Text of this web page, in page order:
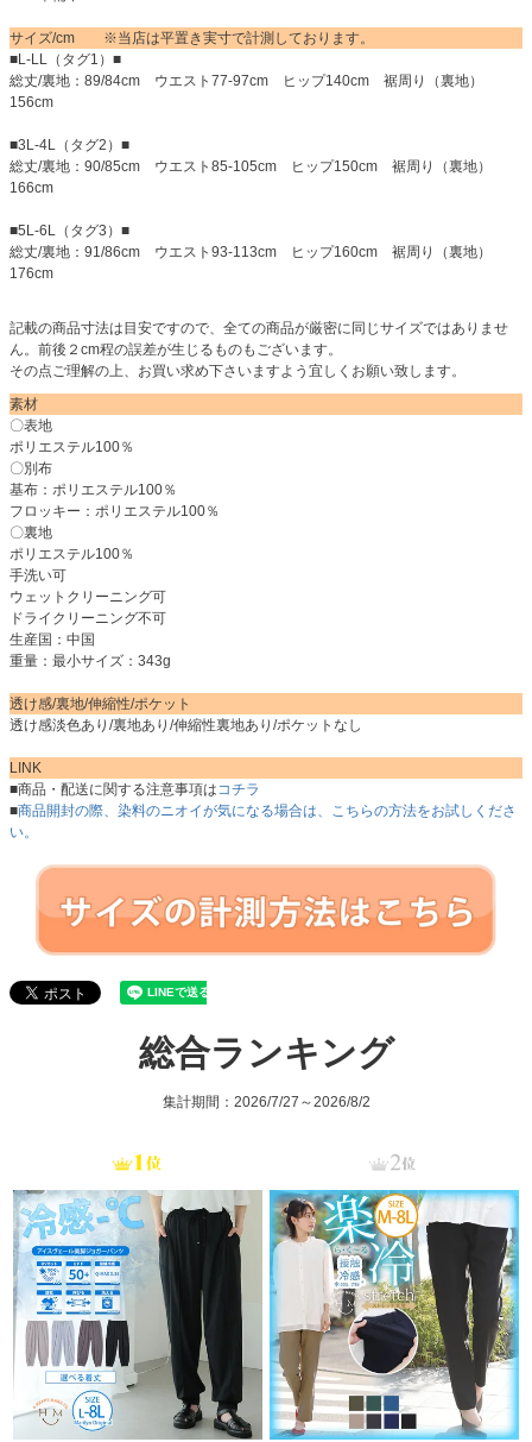
サイズ/cm ※当店は平置き実寸で計測しております。
■L-LL（タグ1）■
総丈/裏地：89/84cm ウエスト77-97cm ヒップ140cm 裾周り（裏地）
156cm
■3L-4L（タグ2）■
総丈/裏地：90/85cm ウエスト85-105cm ヒップ150cm 裾周り（裏地）
166cm
■5L-6L（タグ3）■
総丈/裏地：91/86cm ウエスト93-113cm ヒップ160cm 裾周り（裏地）
176cm
記載の商品寸法は目安ですので、全ての商品が厳密に同じサイズではありませ
ん。前後２cm程の誤差が生じるものもございます。
その点ご理解の上、お買い求め下さいますよう宜しくお願い致します。
素材
〇表地
ポリエステル100％
〇別布
基布：ポリエステル100％
フロッキー：ポリエステル100％
〇裏地
ポリエステル100％
手洗い可
ウェットクリーニング可
ドライクリーニング不可
生産国：中国
重量：最小サイズ：343g
透け感/裏地/伸縮性/ポケット
透け感淡色あり/裏地あり/伸縮性裏地あり/ポケットなし
LINK
■商品・配送に関する注意事項は コチラ
■商品開封の際、染料のニオイが気になる場合は、こちらの方法をお試しくださ
い。
総合ランキング
集計期間：2026/7/27～2026/8/2